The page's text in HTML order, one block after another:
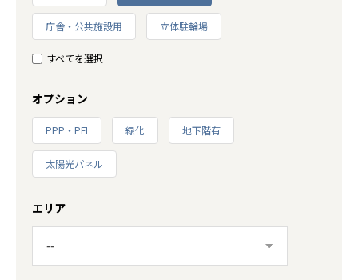
庁舎・公共施設用 立体駐輪場
すべてを選択
オプション
PPP・PFI 緑化 地下階有
太陽光パネル
エリア